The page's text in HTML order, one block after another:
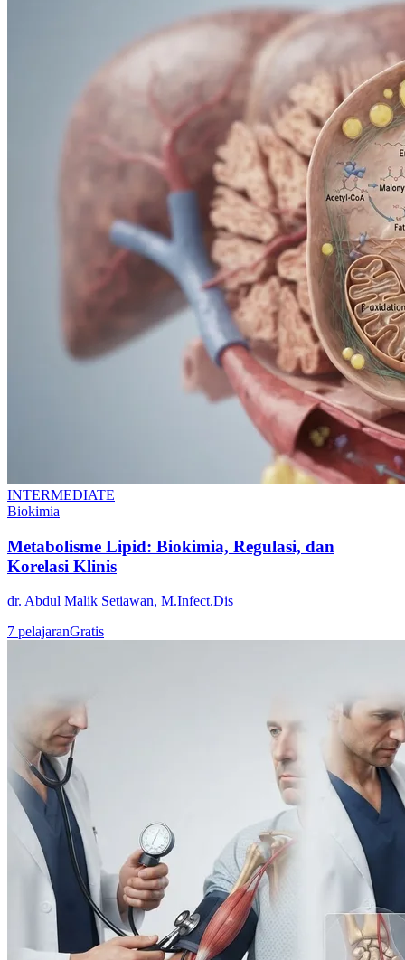
INTERMEDIATE
Biokimia
Metabolisme Lipid: Biokimia, Regulasi, dan
Korelasi Klinis
dr. Abdul Malik Setiawan, M.Infect.Dis
7 pelajaranGratis